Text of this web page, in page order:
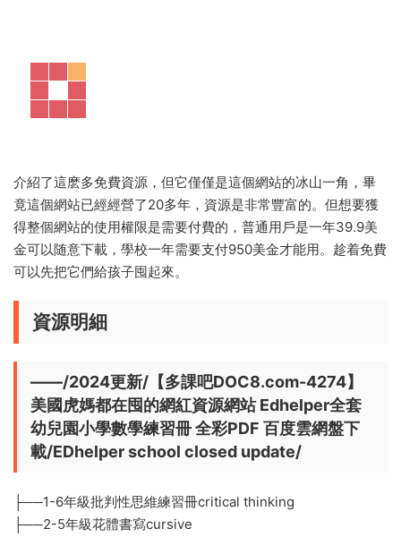
介紹了這麽多免費資源，但它僅僅是這個網站的冰山一角，畢
竟這個網站已經經營了20多年，資源是非常豐富的。但想要獲
得整個網站的使用權限是需要付費的，普通用戶是一年39.9美
金可以随意下載，學校一年需要支付950美金才能用。趁着免費
可以先把它們給孩子囤起來。
資源明細
——/2024更新/【多課吧DOC8.com-4274】
美國虎媽都在囤的網紅資源網站 Edhelper全套
幼兒園小學數學練習冊 全彩PDF 百度雲網盤下
載/EDhelper school closed update/
├──1-6年級批判性思維練習冊critical thinking
├──2-5年級花體書寫cursive